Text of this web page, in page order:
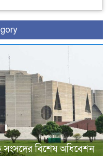
সংসদের বিশেষ অধিবেশন